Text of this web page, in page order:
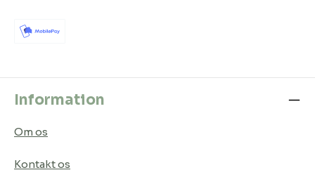
Information
Om os
Kontakt os